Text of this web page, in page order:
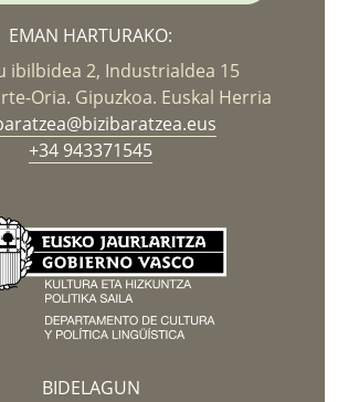
EMAN HARTURAKO:
ibilbidea 2, Industrialdea 15
Oria. Gipuzkoa. Euskal Herria
+34 943371545
BIDELAGUN